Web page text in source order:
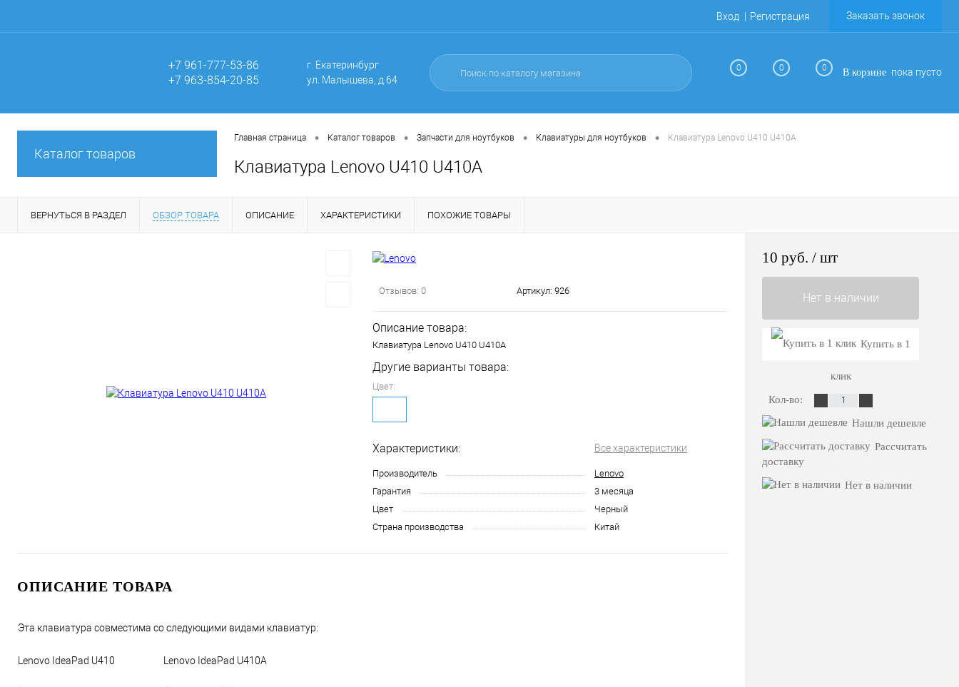
Вход Регистрация Заказать звонок
+7 961-777-53-86
+7 963-854-20-85
г. Екатеринбург
ул. Малышева, д.64
0 0 0 В корзине пока пусто
Каталог товаров
Главная страница • Каталог товаров • Запчасти для ноутбуков • Клавиатуры для ноутбуков • Клавиатура Lenovo U410 U410A
Клавиатура Lenovo U410 U410A
ВЕРНУТЬСЯ В РАЗДЕЛ ОБЗОР ТОВАРА ОПИСАНИЕ ХАРАКТЕРИСТИКИ ПОХОЖИЕ ТОВАРЫ
Отзывов: 0 Артикул: 926
Описание товара:
Клавиатура Lenovo U410 U410A
Другие варианты товара:
Цвет:
Характеристики: Все характеристики
Производитель
Lenovo
Гарантия
3 месяца
Цвет
Черный
Страна производства
Китай
ОПИСАНИЕ ТОВАРА
Эта клавиатура совместима со следующими видами клавиатур:
Lenovo IdeaPad U410 Lenovo IdeaPad U410A
10 руб. / шт
Нет в наличии
Купить в 1
клик
Кол-во:
Нашли дешевле
Рассчитать
доставку
Нет в наличии